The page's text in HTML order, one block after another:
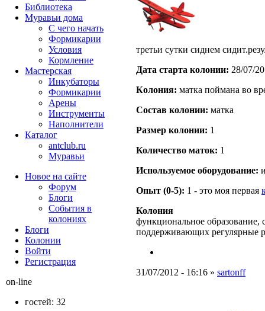
третьи сутки сиднем
Дата старта кoлонии: 28/07/
Кoлония: матка поймана во
Состав кoлонии: матка
Размер кoлонии: 1
Количество маток: 1
Используемое оборудование:
Опыт (0-5): 1 - это моя первая
Колония
функциональное образование,
поддерживающих регулярные
31/07/2012 - 16:16 » sartonff
Библиотека
Муравьи дома
С чего начать
Формикарии
Условия
Кормление
Мастерская
Инкубаторы
Формикарии
Арены
Инструменты
Наполнители
Каталог
antclub.ru
Муравьи
Новое на сайте
Форум
Блоги
События в
колониях
Блоги
Колонии
Войти
Peгиcтpaция
on-line
гостей: 32